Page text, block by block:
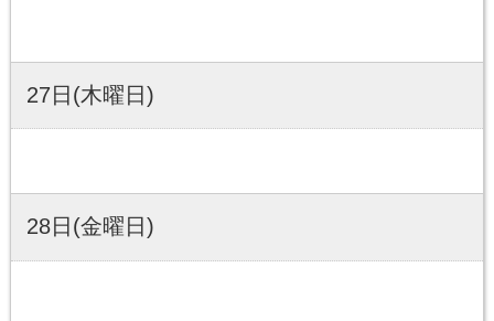
27日(木曜日)
28日(金曜日)